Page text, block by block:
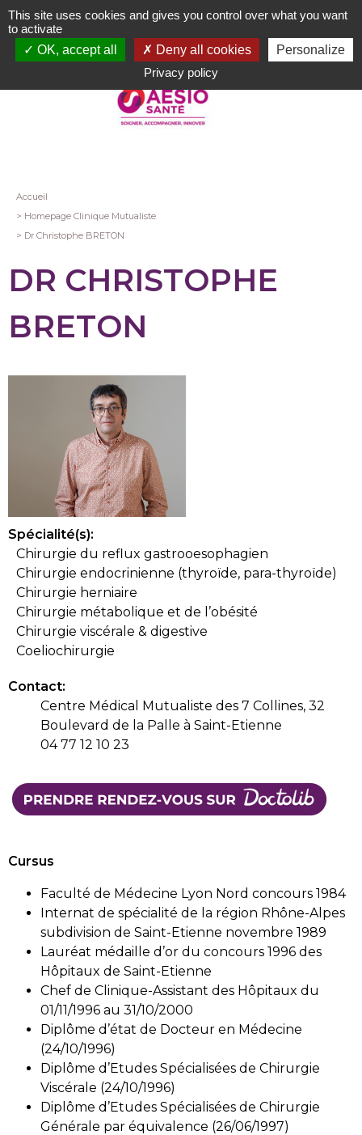
Aller
au
contenu
Fil
d'Ariane
Accueil
Homepage Clinique Mutualiste
Dr Christophe BRETON
DR CHRISTOPHE
BRETON
Spécialité(s):
Chirurgie du reflux gastrooesophagien
Chirurgie endocrinienne (thyroïde, para-thyroïde)
Chirurgie herniaire
Chirurgie métabolique et de l’obésité
Chirurgie viscérale & digestive
Coeliochirurgie
Contact:
Centre Médical Mutualiste des 7 Collines, 32
Boulevard de la Palle à Saint-Etienne
04 77 12 10 23
Cursus
Faculté de Médecine Lyon Nord concours 1984
Internat de spécialité de la région Rhône-Alpes
subdivision de Saint-Etienne novembre 1989
Lauréat médaille d’or du concours 1996 des
Hôpitaux de Saint-Etienne
Chef de Clinique-Assistant des Hôpitaux du
01/11/1996 au 31/10/2000
Diplôme d’état de Docteur en Médecine
(24/10/1996)
Diplôme d’Etudes Spécialisées de Chirurgie
Viscérale (24/10/1996)
Diplôme d’Etudes Spécialisées de Chirurgie
Générale par équivalence (26/06/1997)
This site uses cookies and gives you control over what you want
to activate
OK, accept all
Deny all cookies
Personalize
Privacy policy